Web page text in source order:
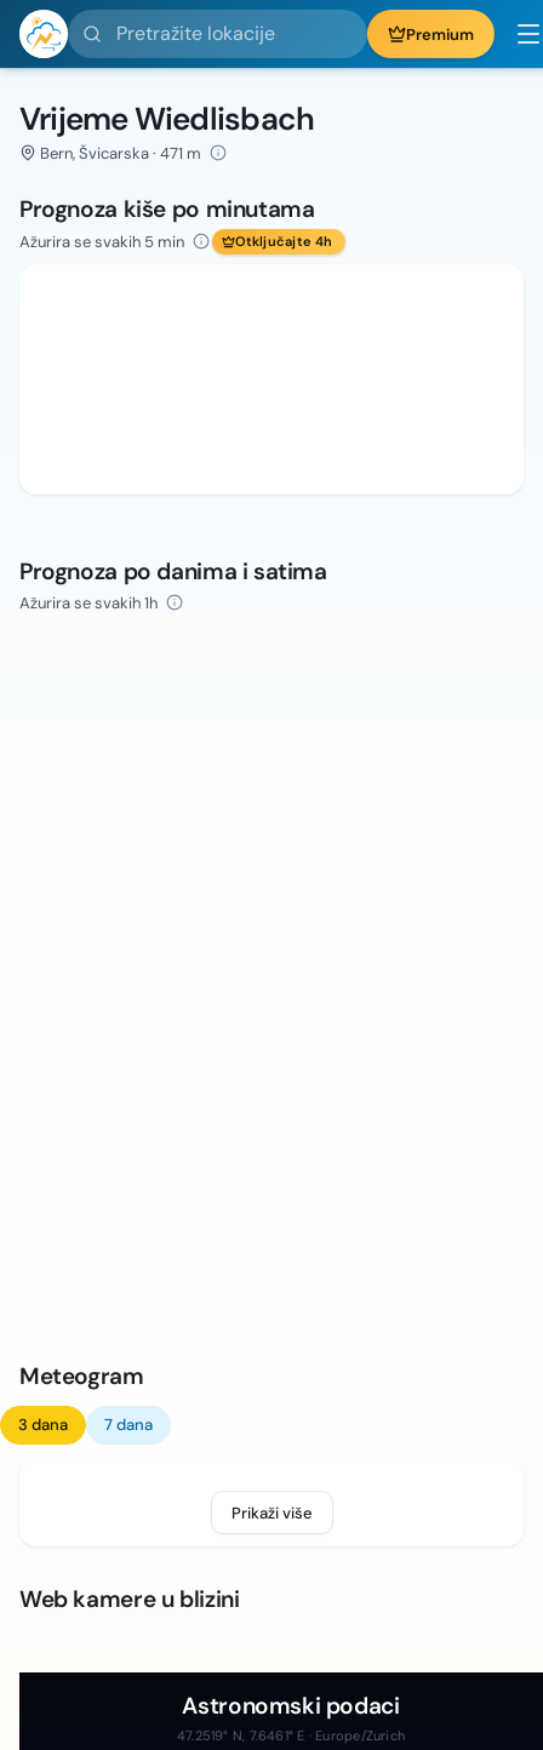
Pretražite lokacije Premium
Vrijeme Wiedlisbach
Bern, Švicarska · 471 m
Prognoza kiše po minutama
Ažurira se svakih 5 min Otključajte 4h
Prognoza po danima i satima
Ažurira se svakih 1h
Meteogram
3 dana 7 dana
Prikaži više
Web kamere u blizini
Astronomski podaci
47.2519° N, 7.6461° E · Europe/Zurich